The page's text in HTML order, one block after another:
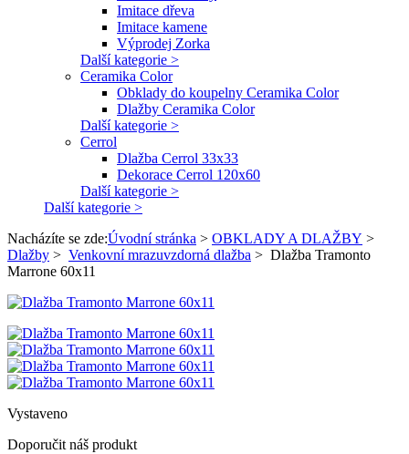
Imitace dřeva
Imitace kamene
Výprodej Zorka
Další kategorie >
Ceramika Color
Obklady do koupelny Ceramika Color
Dlažby Ceramika Color
Další kategorie >
Cerrol
Dlažba Cerrol 33x33
Dekorace Cerrol 120x60
Další kategorie >
Další kategorie >
Nacházíte se zde:Úvodní stránka > OBKLADY A DLAŽBY >
Dlažby > Venkovní mrazuvzdorná dlažba > Dlažba Tramonto
Marrone 60x11
Vystaveno
Doporučit náš produkt